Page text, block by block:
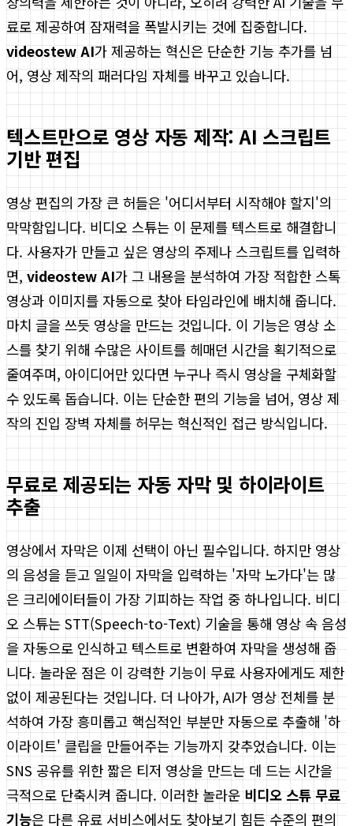
료로 제공하여 잠재력을 폭발시키는 것에 집중합니다.
videostew AI가 제공하는 혁신은 단순한 기능 추가를 넘
어, 영상 제작의 패러다임 자체를 바꾸고 있습니다.
텍스트만으로 영상 자동 제작: AI 스크립트
기반 편집
영상 편집의 가장 큰 허들은 '어디서부터 시작해야 할지'의
막막함입니다. 비디오 스튜는 이 문제를 텍스트로 해결합니
다. 사용자가 만들고 싶은 영상의 주제나 스크립트를 입력하
면, videostew AI가 그 내용을 분석하여 가장 적합한 스톡
영상과 이미지를 자동으로 찾아 타임라인에 배치해 줍니다.
마치 글을 쓰듯 영상을 만드는 것입니다. 이 기능은 영상 소
스를 찾기 위해 수많은 사이트를 헤매던 시간을 획기적으로
줄여주며, 아이디어만 있다면 누구나 즉시 영상을 구체화할
수 있도록 돕습니다. 이는 단순한 편의 기능을 넘어, 영상 제
작의 진입 장벽 자체를 허무는 혁신적인 접근 방식입니다.
무료로 제공되는 자동 자막 및 하이라이트
추출
영상에서 자막은 이제 선택이 아닌 필수입니다. 하지만 영상
의 음성을 듣고 일일이 자막을 입력하는 '자막 노가다'는 많
은 크리에이터들이 가장 기피하는 작업 중 하나입니다. 비디
오 스튜는 STT(Speech-to-Text) 기술을 통해 영상 속 음성
을 자동으로 인식하고 텍스트로 변환하여 자막을 생성해 줍
니다. 놀라운 점은 이 강력한 기능이 무료 사용자에게도 제한
없이 제공된다는 것입니다. 더 나아가, AI가 영상 전체를 분
석하여 가장 흥미롭고 핵심적인 부분만 자동으로 추출해 '하
이라이트' 클립을 만들어주는 기능까지 갖추었습니다. 이는
SNS 공유를 위한 짧은 티저 영상을 만드는 데 드는 시간을
극적으로 단축시켜 줍니다. 이러한 놀라운 비디오 스튜 무료
기능은 다른 유료 서비스에서도 찾아보기 힘든 수준의 편의